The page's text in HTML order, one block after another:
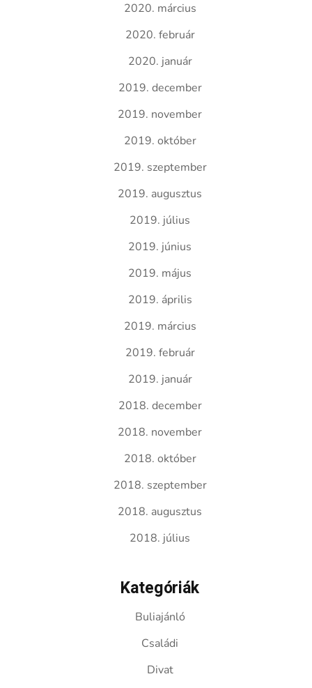
2020. március
2020. február
2020. január
2019. december
2019. november
2019. október
2019. szeptember
2019. augusztus
2019. július
2019. június
2019. május
2019. április
2019. március
2019. február
2019. január
2018. december
2018. november
2018. október
2018. szeptember
2018. augusztus
2018. július
Kategóriák
Buliajánló
Családi
Divat